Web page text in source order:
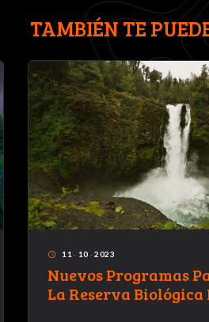
TAMBIÉN TE
access_time 11 · 10 · 2023
Nuevos Programas
La Reserva